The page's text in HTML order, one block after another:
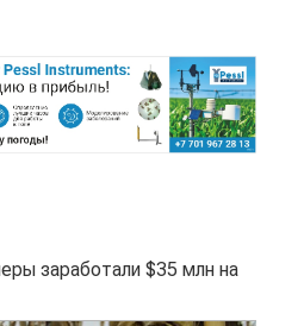
заработали $35 млн на